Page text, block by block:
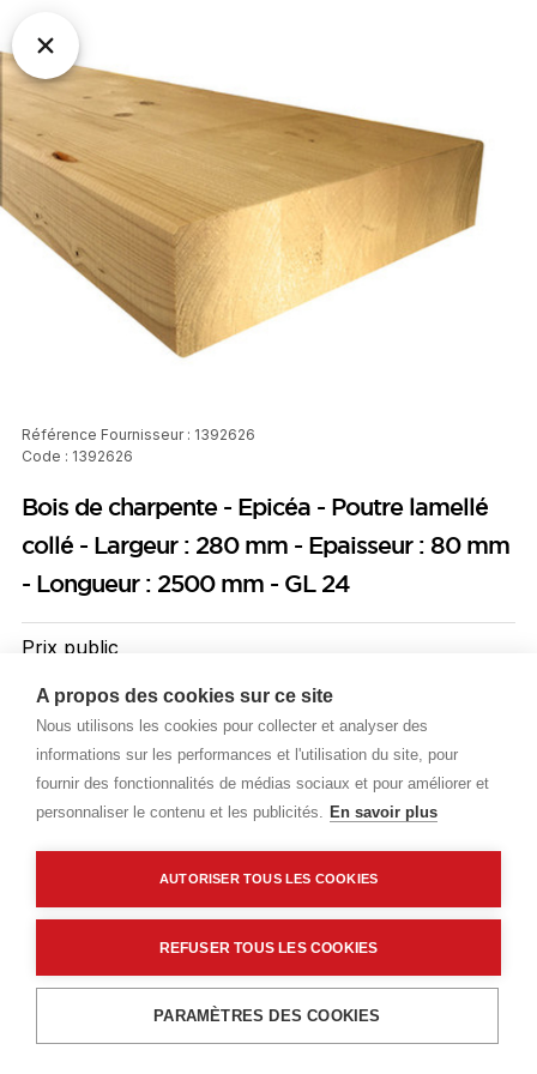
A propos des cookies sur ce site
Nous utilisons les cookies pour collecter et analyser des
informations sur les performances et l'utilisation du site, pour
fournir des fonctionnalités de médias sociaux et pour améliorer et
personnaliser le contenu et les publicités. En savoir plus
AUTORISER TOUS LES COOKIES
REFUSER TOUS LES COOKIES
PARAMÈTRES DES COOKIES
Référence Fournisseur : 1392626
Code : 1392626
Bois de charpente - Epicéa - Poutre lamellé
collé - Largeur : 280 mm - Epaisseur : 80 mm
- Longueur : 2500 mm - GL 24
Prix public
Plus 0,41 € d'éco-part. DEEE
48,10 €TTC /ML
Description détaillée
Caractéristiques techniques
Ajouter au panier